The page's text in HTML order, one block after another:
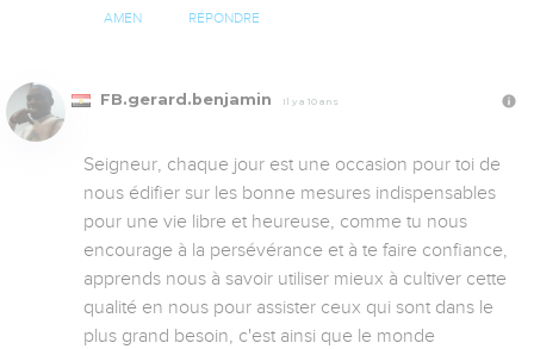
AMEN RÉPONDRE
FB.gerard.benjamin Il y a 10 ans
Seigneur, chaque jour est une occasion pour toi de
nous édifier sur les bonne mesures indispensables
pour une vie libre et heureuse, comme tu nous
encourage à la persévérance et à te faire confiance,
apprends nous à savoir utiliser mieux à cultiver cette
qualité en nous pour assister ceux qui sont dans le
plus grand besoin, c'est ainsi que le monde